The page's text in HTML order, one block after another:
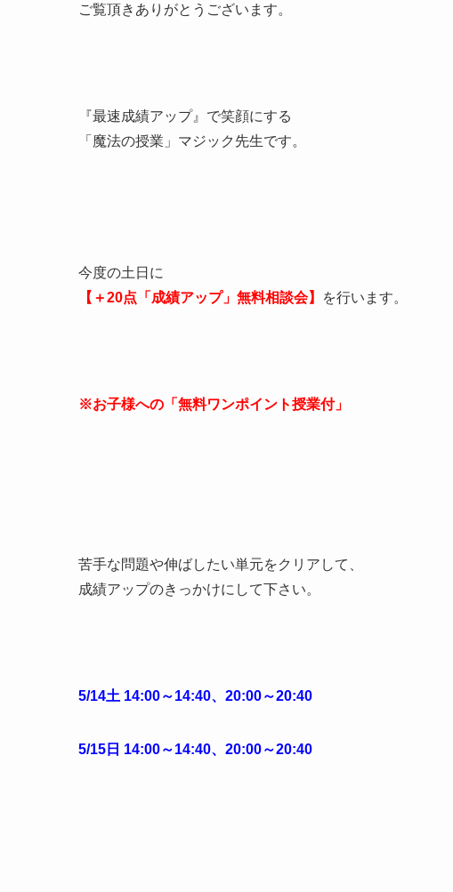
ご覧頂きありがとうございます。
『最速成績アップ』で笑顔にする
「魔法の授業」マジック先生です。
今度の土日に
【＋20点「成績アップ」無料相談会】
を行います。
※お子様への「無料ワンポイント授業付」
苦手な問題や伸ばしたい単元をクリアして、
成績アップのきっかけにして下さい。
5/14土 14:00～14:40、20:00～20:40
5/15日 14:00～14:40、20:00～20:40